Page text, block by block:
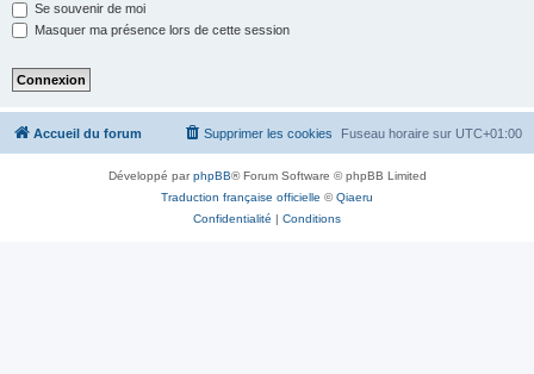
Se souvenir de moi
Masquer ma présence lors de cette session
Accueil du forum Fuseau horaire sur UTC+01:00
Supprimer les cookies
Développé parphpBB® Forum Software © phpBB Limited
Traduction française officielle ©Qiaeru
Confidentialité | Conditions